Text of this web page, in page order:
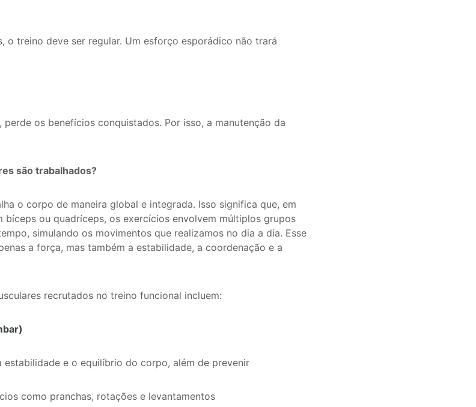
o treino deve ser regular. Um esforço esporádico não trará
perde os benefícios conquistados. Por isso, a manutenção da
são trabalhados?
o corpo de maneira global e integrada. Isso significa que, em
bíceps ou quadríceps, os exercícios envolvem múltiplos grupos
simulando os movimentos que realizamos no dia a dia. Esse
a força, mas também a estabilidade, a coordenação e a
recrutados no treino funcional incluem:
estabilidade e o equilíbrio do corpo, além de prevenir
como pranchas, rotações e levantamentos